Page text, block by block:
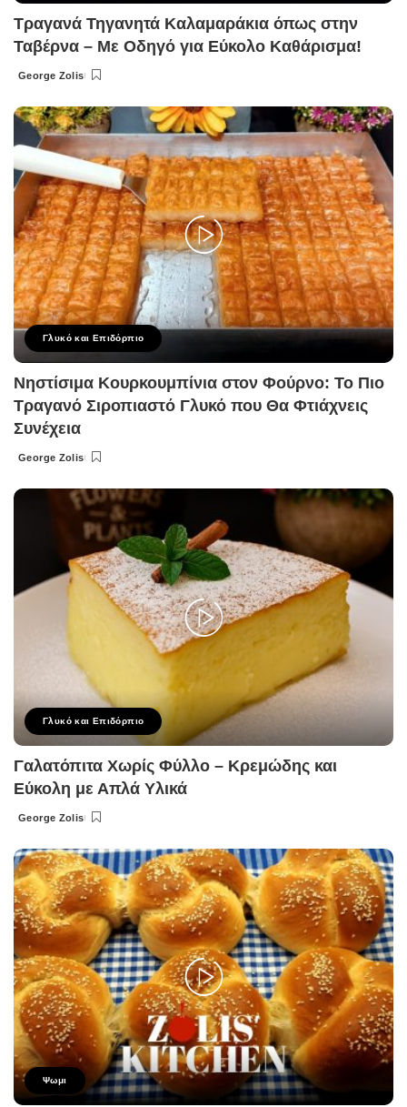
Τραγανά Τηγανητά Καλαμαράκια όπως στην
Ταβέρνα – Με Οδηγό για Εύκολο Καθάρισμα!
Posted
George Zolis
Γλυκό και Επιδόρπιο
Νηστίσιμα Κουρκουμπίνια στον Φούρνο: Το Πιο
Τραγανό Σιροπιαστό Γλυκό που Θα Φτιάχνεις
Συνέχεια
Posted
George Zolis
Γλυκό και Επιδόρπιο
Γαλατόπιτα Χωρίς Φύλλο – Κρεμώδης και
Εύκολη με Απλά Υλικά
Posted
George Zolis
Ψωμι